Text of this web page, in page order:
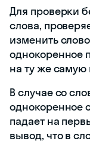
Для проверки
слова,
изменить
однокоренное
на ту же самую
В случае со
однокоренное
падает на
вывод, что в